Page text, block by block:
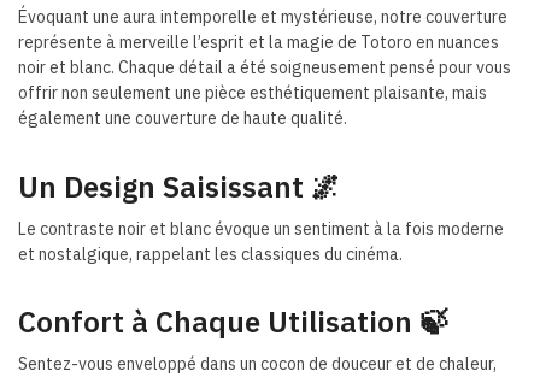
Évoquant une aura intemporelle et mystérieuse, notre couverture
représente à merveille l’esprit et la magie de Totoro en nuances
noir et blanc. Chaque détail a été soigneusement pensé pour vous
offrir non seulement une pièce esthétiquement plaisante, mais
également une couverture de haute qualité.
Un Design Saisissant 🌌
Le contraste noir et blanc évoque un sentiment à la fois moderne
et nostalgique, rappelant les classiques du cinéma.
Confort à Chaque Utilisation 🍃
Sentez-vous enveloppé dans un cocon de douceur et de chaleur,